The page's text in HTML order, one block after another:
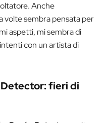
Anche
volte sembra pensata per
aspetti, mi sembra di
con un artista di
fieri di